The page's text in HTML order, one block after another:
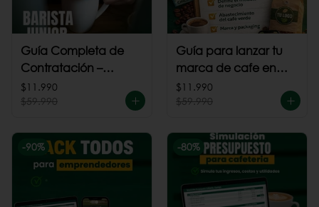
Guía Completa de
Contratación –
Barista Junior
$11.990
$59.990
Guía para lanzar tu
marca de cafe en
Chile
$11.990
$59.990
-90% -80%